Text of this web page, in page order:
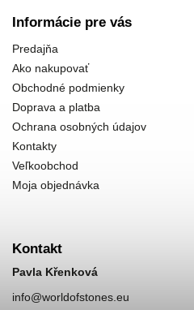
Informácie pre vás
Predajňa
Ako nakupovať
Obchodné podmienky
Doprava a platba
Ochrana osobných údajov
Kontakty
Veľkoobchod
Moja objednávka
Kontakt
Pavla Křenková
info@worldofstones.eu